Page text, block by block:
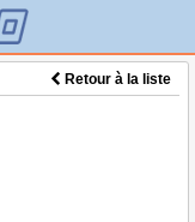
Retour à la liste